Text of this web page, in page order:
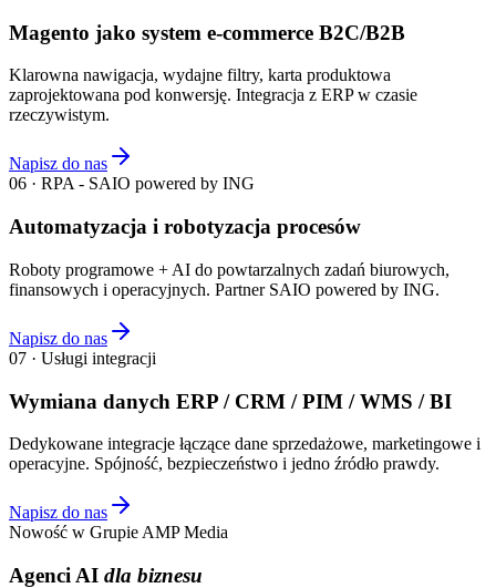
Magento jako system e-commerce B2C/B2B
Klarowna nawigacja, wydajne filtry, karta produktowa
zaprojektowana pod konwersję. Integracja z ERP w czasie
rzeczywistym.
Napisz do nas
06 · RPA - SAIO powered by ING
Automatyzacja i robotyzacja procesów
Roboty programowe + AI do powtarzalnych zadań biurowych,
finansowych i operacyjnych. Partner SAIO powered by ING.
Napisz do nas
07 · Usługi integracji
Wymiana danych ERP / CRM / PIM / WMS / BI
Dedykowane integracje łączące dane sprzedażowe, marketingowe i
operacyjne. Spójność, bezpieczeństwo i jedno źródło prawdy.
Napisz do nas
Nowość w Grupie AMP Media
Agenci AI dla biznesu